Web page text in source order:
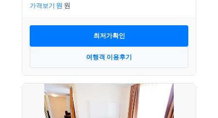
가격보기
최저가확인
여행객 이용후기